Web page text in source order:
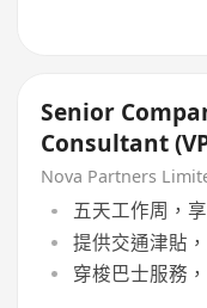
Senior
Consultant
Nova Partners
五天工作周，
提供交通津貼
穿梭巴士服務